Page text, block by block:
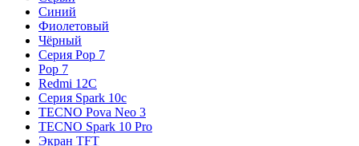
Синий
Фиолетовый
Чёрный
Серия Pop 7
Pop 7
Redmi 12C
Серия Spark 10c
TECNO Pova Neo 3
TECNO Spark 10 Pro
Экран TFT